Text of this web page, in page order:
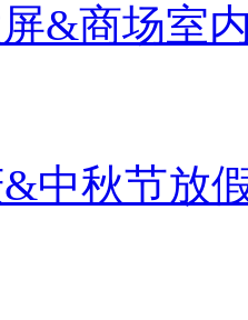
&商场室
&中秋节放